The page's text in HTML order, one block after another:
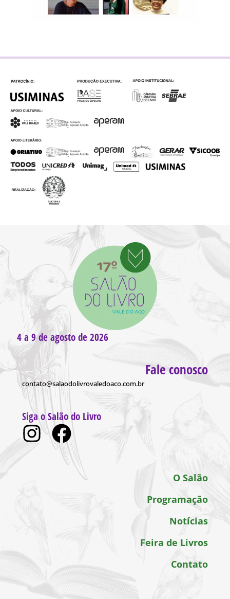
4 a 9 de agosto de 2026
Fale conosco
contato@salaodolivrovaledoaco.com.br
Siga o Salão do Livro
O Salão
Programação
Notícias
Feira de Livros
Contato